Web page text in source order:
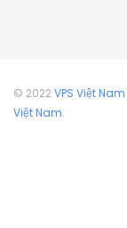
© 2022 VPS Việt Nam
Việt Nam.